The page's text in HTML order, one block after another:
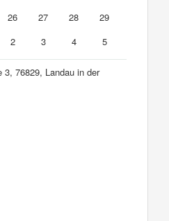
26 27 28
29
2 3 4 5
3, 76829, Landau in der